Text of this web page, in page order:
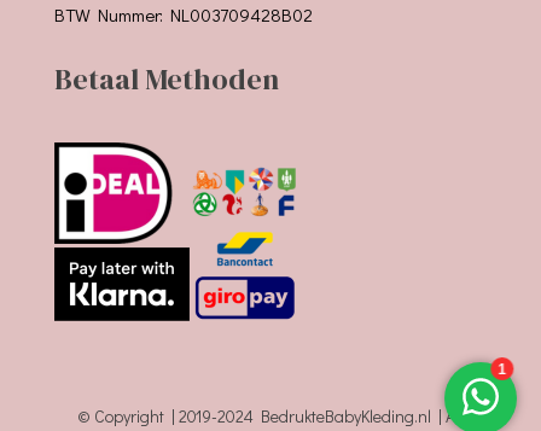
BTW Nummer: NL003709428B02
Betaal Methoden
© Copyright | 2019-2024 BedrukteBabyKleding.nl | All